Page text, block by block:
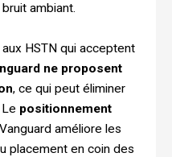
ambiant.
HSTN qui acceptent
ne proposent
, ce qui peut éliminer
positionnement
améliore les
placement en coin des